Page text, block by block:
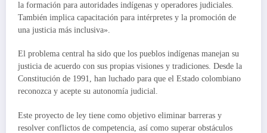
la formación para autoridades indígenas y operadores judiciales.
También implica capacitación para intérpretes y la promoción de
una justicia más inclusiva».
El problema central ha sido que los pueblos indígenas manejan su
justicia de acuerdo con sus propias visiones y tradiciones. Desde la
Constitución de 1991, han luchado para que el Estado colombiano
reconozca y acepte su autonomía judicial.
Este proyecto de ley tiene como objetivo eliminar barreras y
resolver conflictos de competencia, así como superar obstáculos